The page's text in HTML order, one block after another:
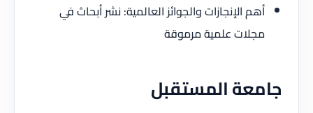
أهم الإنجازات والجوائز العالمية: نشر أبحاث في
مجلات علمية مرموقة
جامعة المستقبل